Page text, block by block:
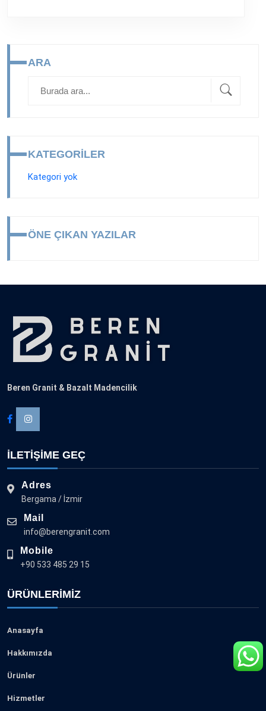
ARA
KATEGORILER
Kategori yok
ÖNE ÇIKAN YAZILAR
Beren Granit & Bazalt Madencilik
İLETİŞİME GEÇ
Adres
Bergama / İzmir
Mail
info@berengranit.com
Mobile
+90 533 485 29 15
ÜRÜNLERIMIZ
Anasayfa
Hakkımızda
Ürünler
Hizmetler